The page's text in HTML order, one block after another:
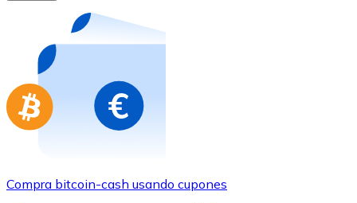
Compra tarjetas regalo de tus marcas favoritas con
Ir a la tienda de tarjetas regalo
Compra bitcoin-cash usando cupones